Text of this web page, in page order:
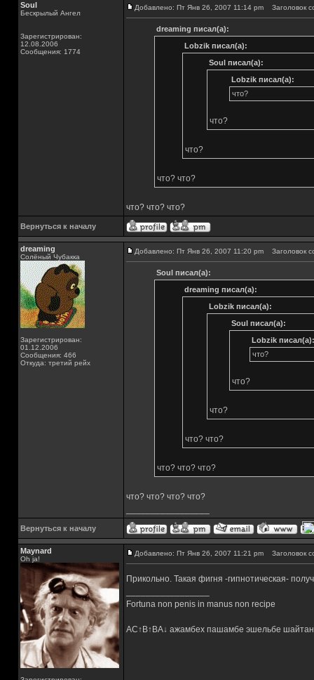
Soul
Бескрылый Ангел
Зарегистрирован:
12.08.2006
Сообщения: 1774
Добавлено: Пт Янв 26, 2007 11:14 pm Заголовок
dreaming писал(а):
Lobzik писал(а):
Soul писал(а):
Lobzik писал(а):
что?
что?
что?
что? что?
что? что? что?
Вернуться к началу
dreaming
Солёный Чубакка
Зарегистрирован:
01.12.2006
Сообщения: 466
Откуда: третий рейх
Добавлено: Пт Янв 26, 2007 11:20 pm Заголовок
Soul писал(а):
dreaming писал(а):
Lobzik писал(а):
Soul писал(а):
Lobzik писал(а):
что?
что?
что?
что? что?
что? что? что?
что? что? что? что?
Вернуться к началу
Maynard
Oh ja!
Добавлено: Пт Янв 26, 2007 11:21 pm Заголовок
Прикольно. Такая фигня -гипнотическая-
Fortuna non penis in manus non recipe
AC↑B↑BA↓ ажамбех пашамбе эшельбе